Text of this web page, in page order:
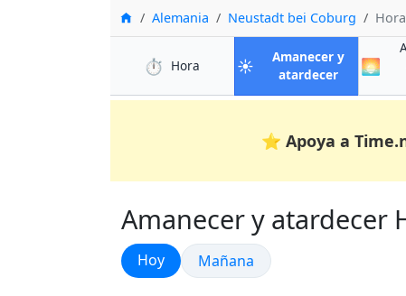
InicioAlemania Neustadt bei Coburg
⏱️ Hora en Neustadt bei Coburg
☀️
Amanecer y
atardeceren 🌅
⭐ Apoya a
Amanecer y atardecer
Amanecer y atardecer
Hoy Amanecer y atardecer
Mañana